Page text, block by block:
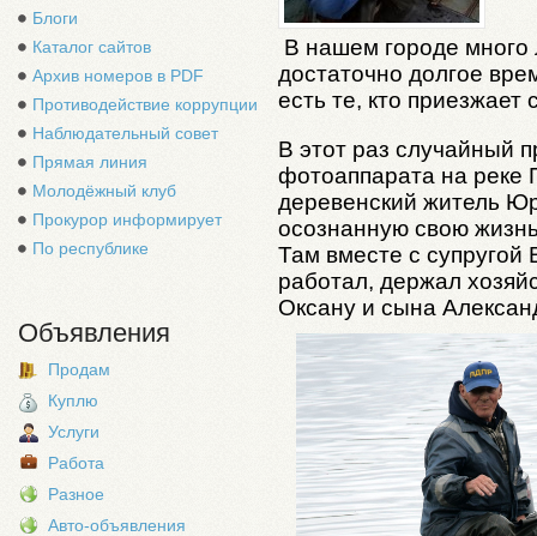
Блоги
Каталог сайтов
Архив номеров в PDF
Противодействие коррупции
Наблюдательный совет
Прямая линия
Молодёжный клуб
Прокурор информирует
По республике
Объявления
Продам
Куплю
Услуги
Работа
Разное
Авто-объявления
В нашем городе много
достаточно долгое
есть те, кто
В этот раз случайный
фотоаппарата на реке
деревенский житель
осознанную свою
Там вместе с
работал, держал
Оксану и сына